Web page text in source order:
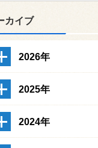
カイブ
2026年
2025年
2024年